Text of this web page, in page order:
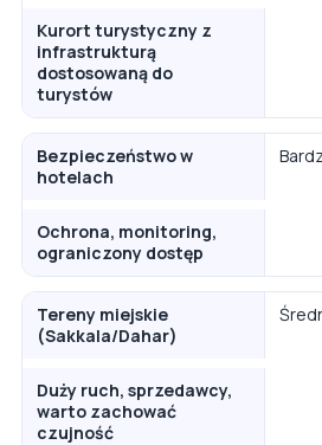
Kurort turystyczny z
infrastrukturą
dostosowaną do
turystów
Bezpieczeństwo w
hotelach
Ochrona, monitoring,
ograniczony dostęp
Tereny miejskie
(Sakkala/Dahar)
Duży ruch, sprzedawcy,
warto zachować
czujność